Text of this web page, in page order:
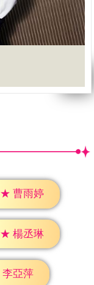
★ 曹雨婷
★ 楊丞琳
李亞萍